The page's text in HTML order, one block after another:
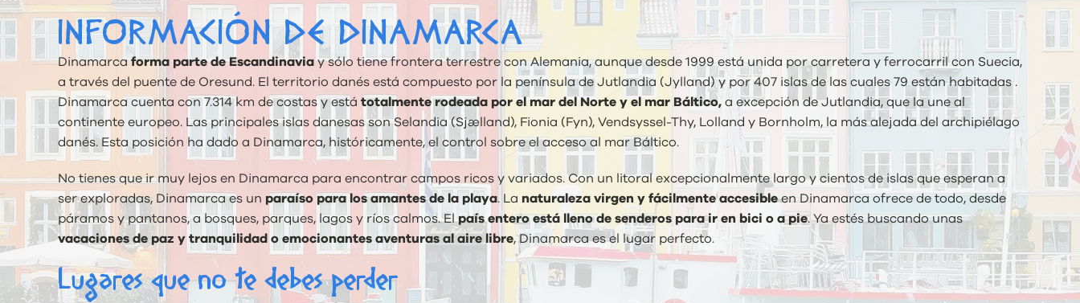
INFORMACIÓN DE DINAMARCA
Dinamarcaforma parte de Escandinaviay sólo tiene frontera terrestre con Alemania, aunque desde 1999 está unida por carretera y ferrocarril con Suecia,
a través del puente de Oresund. El territorio danés está compuesto por la península de Jutlandia (Jylland) y por 407 islas de las cuales 79 están habitadas .
Dinamarca cuenta con 7.314 km de costas y está totalmente rodeada por el mar del Norte y el mar Báltico, a excepción de Jutlandia, que la une al
continente europeo. Las principales islas danesas son Selandia (Sjælland), Fionia (Fyn), Vendsyssel-Thy, Lolland y Bornholm, la más alejada del archipiélago
danés. Esta posición ha dado a Dinamarca, históricamente, el control sobre el acceso al mar Báltico.
No tienes que ir muy lejos en Dinamarca para encontrar campos ricos y variados. Con un litoral excepcionalmente largo y cientos de islas que esperan a
ser exploradas, Dinamarca es un paraíso para los amantes de la playa. La naturaleza virgen y fácilmente accesibleen Dinamarca ofrece de todo, desde
páramos y pantanos, a bosques, parques, lagos y ríos calmos. El país entero está lleno de senderos para ir en bici o a pie. Ya estés buscando unas
vacaciones de paz y tranquilidad o emocionantes aventuras al aire libre, Dinamarca es el lugar perfecto.
Lugares que no te debes perder